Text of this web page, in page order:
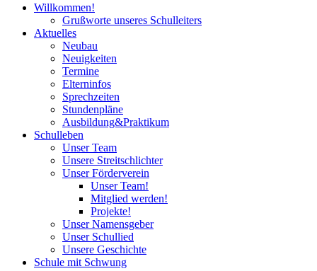
Willkommen!
Grußworte unseres Schulleiters
Aktuelles
Neubau
Neuigkeiten
Termine
Elterninfos
Sprechzeiten
Stundenpläne
Ausbildung&Praktikum
Schulleben
Unser Team
Unsere Streitschlichter
Unser Förderverein
Unser Team!
Mitglied werden!
Projekte!
Unser Namensgeber
Unser Schullied
Unsere Geschichte
Schule mit Schwung